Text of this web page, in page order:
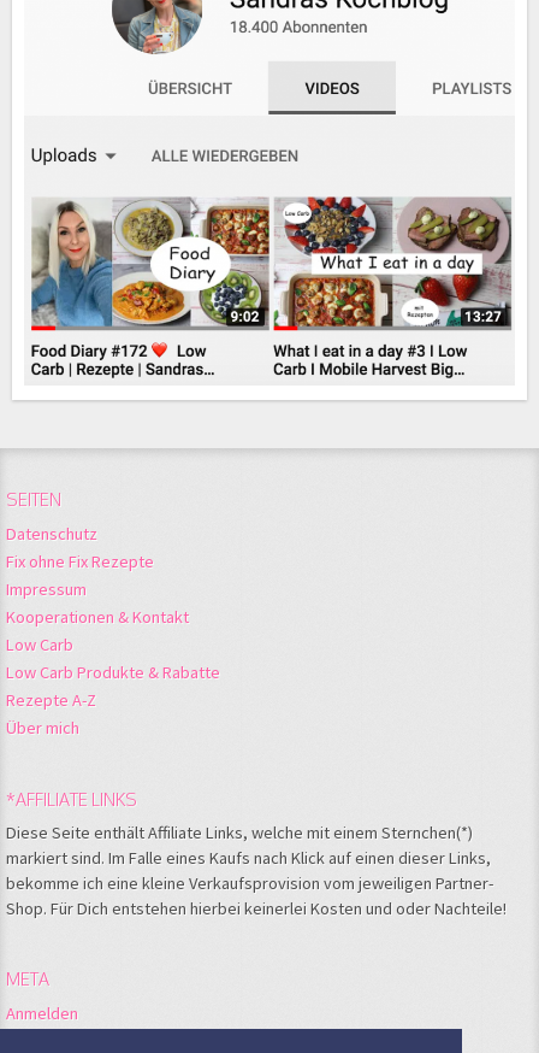
SEITEN
Datenschutz
Fix ohne Fix Rezepte
Impressum
Kooperationen & Kontakt
Low Carb
Low Carb Produkte & Rabatte
Rezepte A-Z
Über mich
*AFFILIATE LINKS
Diese Seite enthält Affiliate Links, welche mit einem Sternchen(*)
markiert sind. Im Falle eines Kaufs nach Klick auf einen dieser Links,
bekomme ich eine kleine Verkaufsprovision vom jeweiligen Partner-
Shop. Für Dich entstehen hierbei keinerlei Kosten und oder Nachteile!
META
Anmelden